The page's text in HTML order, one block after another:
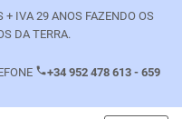
+ IVA 29 ANOS FAZENDO OS
DA TERRA.
phone+34 952 478 613 - 659